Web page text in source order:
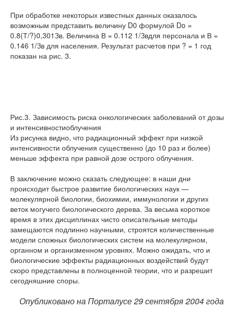
При обработке некоторых известных данных оказалось
возможным представить величину D0 формулой Do =
0.8(Т/?)0,301Зв. Величина В = 0.112 1/Звдля персонала и В =
0.146 1/Зв для населения. Результат расчетов при ? = 1 год
показан на рис. 3.
Рис.3. Зависимость риска онкологических заболеваний от дозы
и интенсивностиоблучения
Из рисунка видно, что радиационный эффект при низкой
интенсивности облучения существенно (до 10 раз и более)
меньше эффекта при равной дозе острого облучения.
В заключение можно сказать следующее: в наши дни
происходит быстрое развитие биологических наук —
молекулярной биологии, биохимии, иммунологии и других
веток могучего биологического дерева. За весьма короткое
время в этих дисциплинах чисто описательные методы
замещаются подлинно научными, строятся количественные
модели сложных биологических систем на молекулярном,
органном и организменном уровнях. Можно ожидать, что и
биологические эффекты радиационных воздействий будут
скоро представлены в полноценной теории, что и разрешит
сегодняшние споры.
Опубликовано на Порталусе 29 сентября 2004 года